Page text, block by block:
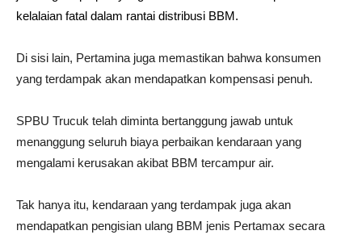
kelalaian fatal dalam rantai distribusi BBM.
Di sisi lain, Pertamina juga memastikan bahwa konsumen
yang terdampak akan mendapatkan kompensasi penuh.
SPBU Trucuk telah diminta bertanggung jawab untuk
menanggung seluruh biaya perbaikan kendaraan yang
mengalami kerusakan akibat BBM tercampur air.
Tak hanya itu, kendaraan yang terdampak juga akan
mendapatkan pengisian ulang BBM jenis Pertamax secara